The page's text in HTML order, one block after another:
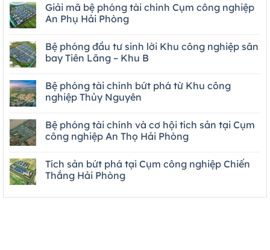
Giải mã bệ phóng tài chính Cụm công nghiệp
An Phụ Hải Phòng
Bệ phóng đầu tư sinh lời Khu công nghiệp sân
bay Tiên Lãng – Khu B
Bệ phóng tài chính bứt phá từ Khu công
nghiệp Thủy Nguyên
Bệ phóng tài chính và cơ hội tích sản tại Cụm
công nghiệp An Thọ Hải Phòng
Tích sản bứt phá tại Cụm công nghiệp Chiến
Thắng Hải Phòng